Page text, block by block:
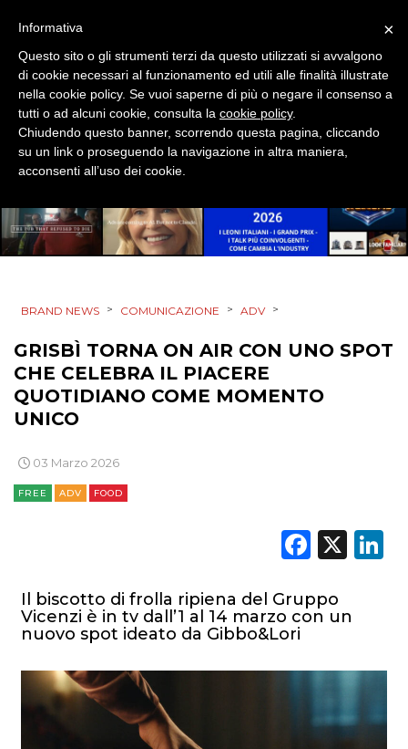
CASE HISTORY
OPINIONI
BRAND NEWS > COMUNICAZIONE > ADV >
GRISBÌ TORNA ON AIR CON UNO SPOT
CHE CELEBRA IL PIACERE
QUOTIDIANO COME MOMENTO
UNICO
03 Marzo 2026
FREE ADV FOOD
X
Il biscotto di frolla ripiena del Gruppo
Vicenzi è in tv dall’1 al 14 marzo con un
nuovo spot ideato da Gibbo&Lori
×
Informativa
Questo sito o gli strumenti terzi da questo utilizzati si avvalgono
di cookie necessari al funzionamento ed utili alle finalità illustrate
nella cookie policy. Se vuoi saperne di più o negare il consenso a
tutti o ad alcuni cookie, consulta la cookie policy.
Chiudendo questo banner, scorrendo questa pagina, cliccando
su un link o proseguendo la navigazione in altra maniera,
acconsenti all’uso dei cookie.